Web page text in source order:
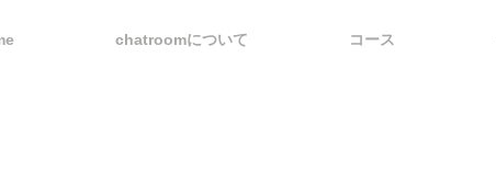
chatroomについて コース